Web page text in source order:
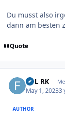
Du musst also
dann am besten
Quote
FDL RK
May 1, 20233
AUTHOR